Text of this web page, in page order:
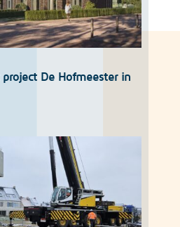
De Hofmeester in